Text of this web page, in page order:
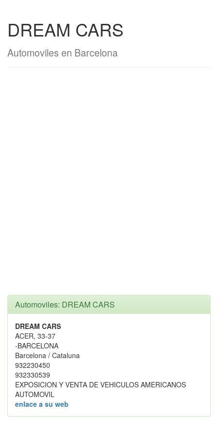
DREAM CARS
Automoviles en Barcelona
Automoviles: DREAM CARS
DREAM CARS
ACER, 33-37
-BARCELONA
Barcelona / Cataluna
932230450
932330539
EXPOSICION Y VENTA DE VEHICULOS AMERICANOS
AUTOMOVIL
enlace a su web